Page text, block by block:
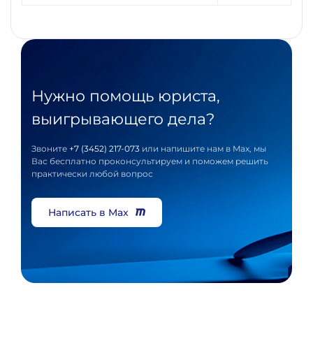
Нужно помощь юриста,
выигрывающего дела?
Звоните +7 (3452) 217-073 или напишите нам в Max, мы
Вас бесплатно проконсультируем и поможем решить
практически любой вопрос
Написать в Max